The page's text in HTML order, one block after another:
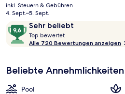
aktuelle
Preis
52 €.
inkl. Steuern & Gebühren
4. Sept.–5. Sept.
Bewertungen
Sehr beliebt
9,6
von
10,
beliebt
Top bewertet
o
b
Alle 720 Bewertungen anzeigen
Beliebte Annehmlichkeiten
Pool